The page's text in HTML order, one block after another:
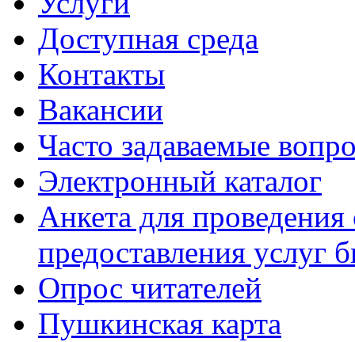
Доступная среда
Контакты
Вакансии
Часто задаваемые
Электронный каталог
Анкета для проведения
предоставления услуг
Опрос читателей
Пушкинская карта